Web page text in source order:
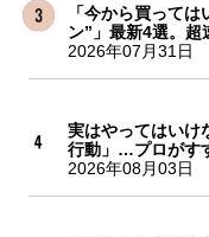
「今から買って
ン”」最新4選。超
2026年07月31日
実はやってはいけ
行動」…プロがす
2026年08月03日